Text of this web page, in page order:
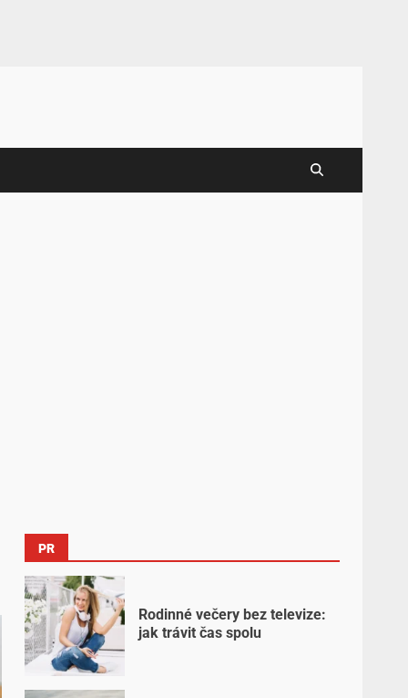
PR
Rodinné večery bez televize:
jak trávit čas spolu